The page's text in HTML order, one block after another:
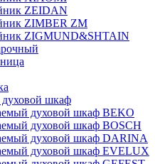
ZEIDAN
ZIMBER ZM
ZIGMUND&SHTAIN
шкаф
духовой шкаф BEKO
духовой шкаф BOSCH
духовой шкаф DARINA
духовой шкаф EVELUX